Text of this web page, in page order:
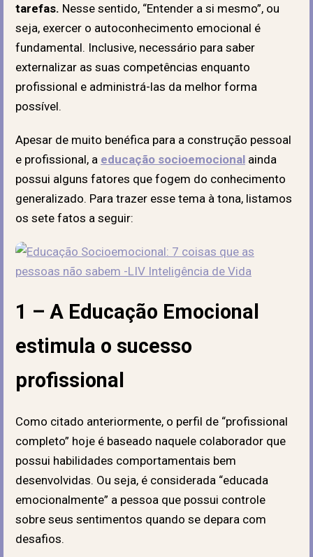
tarefas. Nesse sentido, “Entender a si mesmo”, ou
seja, exercer o autoconhecimento emocional é
fundamental. Inclusive, necessário para saber
externalizar as suas competências enquanto
profissional e administrá-las da melhor forma
possível.
Apesar de muito benéfica para a construção pessoal
e profissional, a educação socioemocional ainda
possui alguns fatores que fogem do conhecimento
generalizado. Para trazer esse tema à tona, listamos
os sete fatos a seguir:
1 – A Educação Emocional
estimula o sucesso
profissional
Como citado anteriormente, o perfil de “profissional
completo” hoje é baseado naquele colaborador que
possui habilidades comportamentais bem
desenvolvidas. Ou seja, é considerada “educada
emocionalmente” a pessoa que possui controle
sobre seus sentimentos quando se depara com
desafios.